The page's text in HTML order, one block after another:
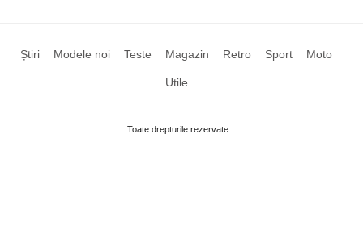
Știri Modele noi Teste Magazin Retro Sport Moto
Utile
Toate drepturile rezervate